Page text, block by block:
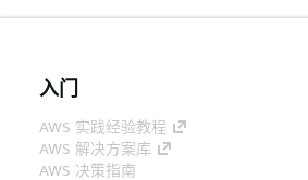
入门
AWS 实践经验教程
AWS 解决方案库
AWS 决策指南